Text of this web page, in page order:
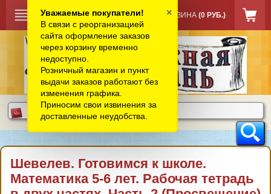
КОРЗИНА (0 РУБ.)
Шевелев. Готовимся к школе.
Математика 5-6 лет. Рабочая тетрадь
Уважаемые покупатели!
В связи с реорганизацией
сайта оформление заказов
через корзину временно
недоступно.
Розничный магазин и пункт
выдачи заказов работают без
изменения графика.
Приносим свои извинения за
доставленные неудобства.
×